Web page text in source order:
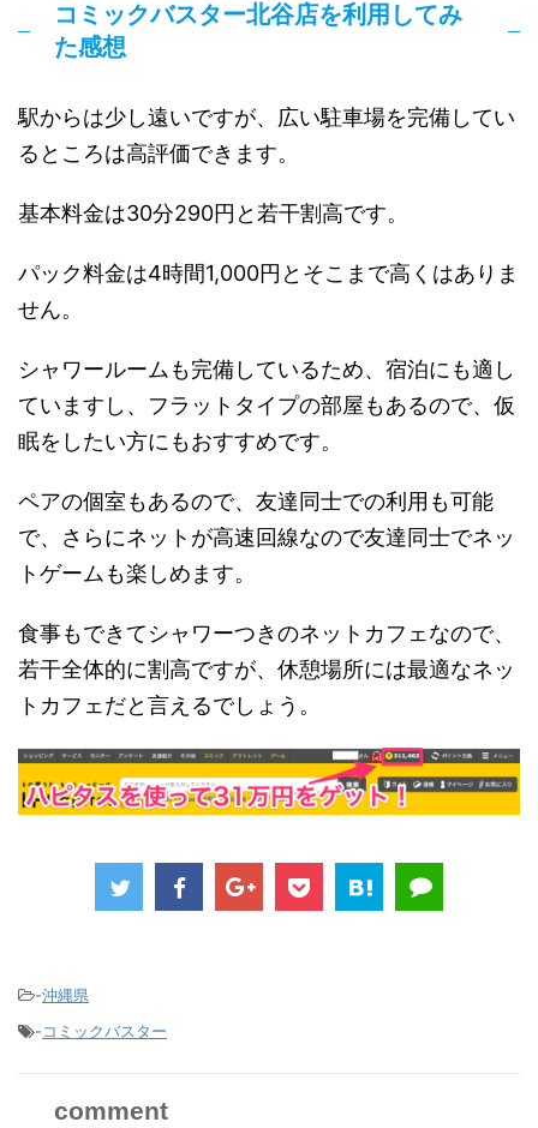
コミックバスター北谷店を利用してみ
た感想
駅からは少し遠いですが、広い駐車場を完備してい
るところは高評価できます。
基本料金は30分290円と若干割高です。
パック料金は4時間1,000円とそこまで高くはありま
せん。
シャワールームも完備しているため、宿泊にも適し
ていますし、フラットタイプの部屋もあるので、仮
眠をしたい方にもおすすめです。
ペアの個室もあるので、友達同士での利用も可能
で、さらにネットが高速回線なので友達同士でネッ
トゲームも楽しめます。
食事もできてシャワーつきのネットカフェなので、
若干全体的に割高ですが、休憩場所には最適なネッ
トカフェだと言えるでしょう。
-沖縄県
-コミックバスター
comment